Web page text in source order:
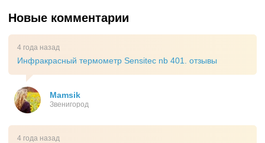
Новые комментарии
4 года назад
Инфракрасный термометр Sensitec nb 401. отзывы
Mamsik
Звенигород
4 года назад